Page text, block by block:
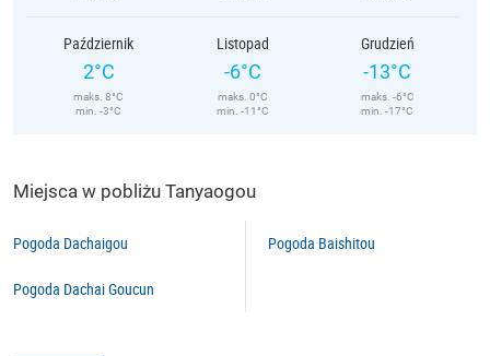
Październik
2°C
maks. 8°C
min. -3°C
Listopad
-6°C
maks. 0°C
min. -11°C
Grudzień
-13°C
maks. -6°C
min. -17°C
Miejsca w pobliżu Tanyaogou
Pogoda Dachaigou
Pogoda Dachai Goucun
Pogoda Baishitou